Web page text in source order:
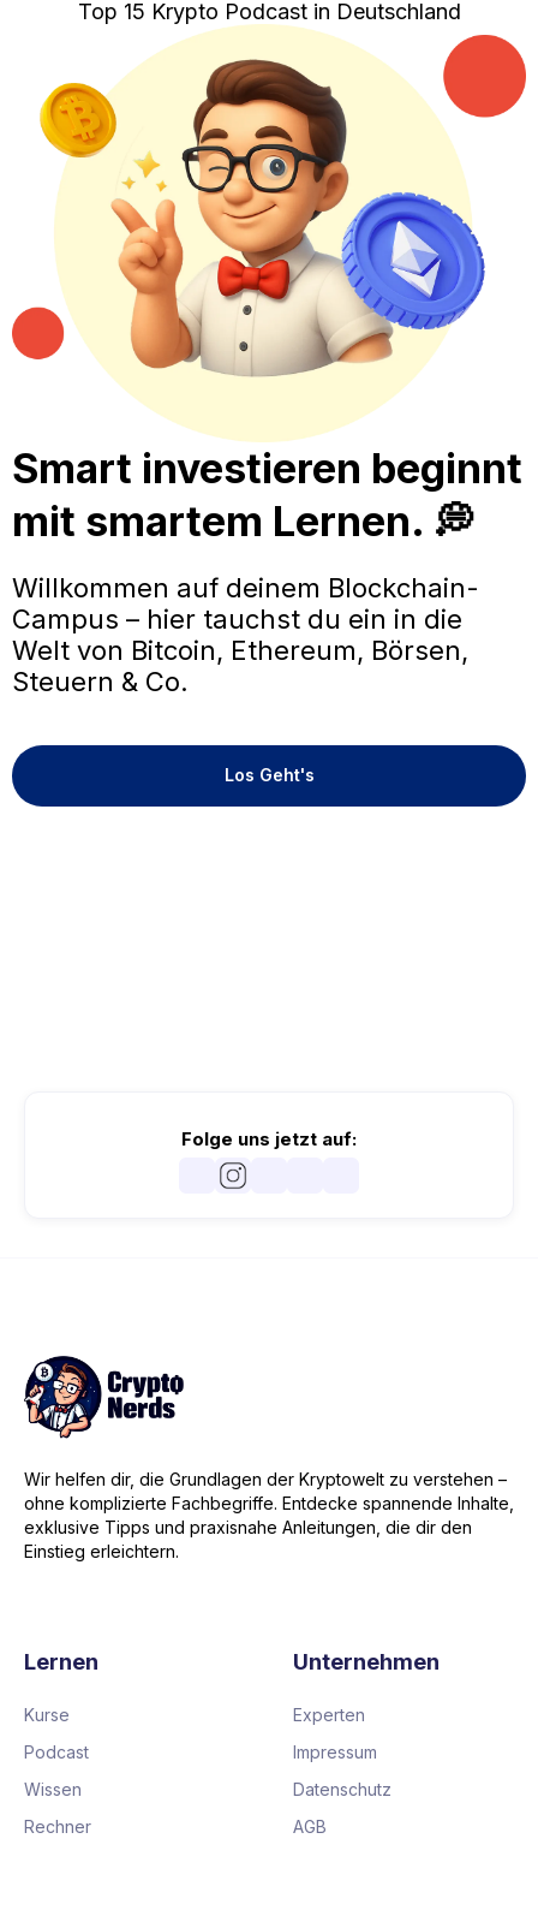
Top 15 Krypto Podcast in Deutschland
Smart investieren beginnt
mit smartem Lernen. 💭
Willkommen auf deinem Blockchain-
Campus – hier tauchst du ein in die
Welt von Bitcoin, Ethereum, Börsen,
Steuern & Co.
Los Geht's
Folge uns jetzt auf:
Wir helfen dir, die Grundlagen der Kryptowelt zu verstehen –
ohne komplizierte Fachbegriffe. Entdecke spannende Inhalte,
exklusive Tipps und praxisnahe Anleitungen, die dir den
Einstieg erleichtern.
Lernen
Kurse
Podcast
Wissen
Rechner
Unternehmen
Experten
Impressum
Datenschutz
AGB